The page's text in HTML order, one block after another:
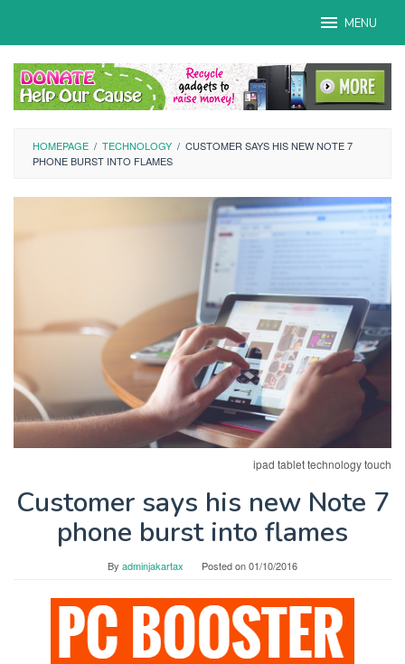
content
MENU
HOMEPAGE / TECHNOLOGY / CUSTOMER SAYS HIS NEW NOTE 7
PHONE BURST INTO FLAMES
ipad tablet technology touch
Customer says his new Note 7
phone burst into flames
By adminjakartax Posted on01/10/2016